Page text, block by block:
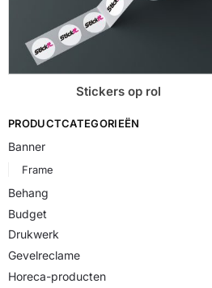
Stickers op rol
PRODUCTCATEGORIEËN
Banner
Frame
Behang
Budget
Drukwerk
Gevelreclame
Horeca-producten